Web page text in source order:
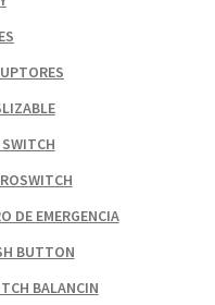
DE EMERGENCIA
BUTTON
BALANCIN